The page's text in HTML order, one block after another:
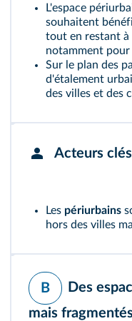
L'espace
souhaitent
tout en restant à
notamment pour
Sur le plan des
d'étalement
des villes et des
Acteurs clés
Les périurbains
hors des villes
B
Des
mais